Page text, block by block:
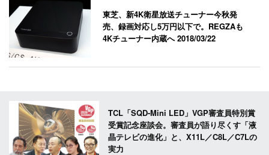
東芝、新4K衛星放送チューナー今秋発
売、録画対応し5万円以下で。REGZAも
4Kチューナー内蔵へ2018/03/22
TCL「SQD-Mini LED」VGP審査員特別賞
受賞記念座談会。審査員が語り尽くす「液
晶テレビの進化」と、X11L／C8L／C7Lの
実力